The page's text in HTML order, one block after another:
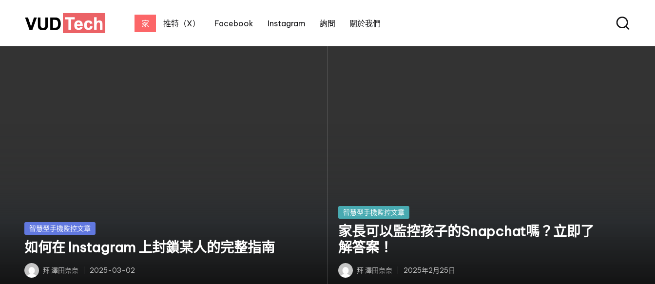
家 推特（X） Facebook Instagram 詢問 關於我們
發
佈
於
智慧型手機監控文章
如何在 Instagram 上封鎖某人的完整指南
發
拜 澤田奈奈 2025-03-02
發
佈
於
智慧型手機監控文章
家長可以監控孩子的Snapchat嗎？立即了
解答案！
發
拜 澤田奈奈 2025年2月25日